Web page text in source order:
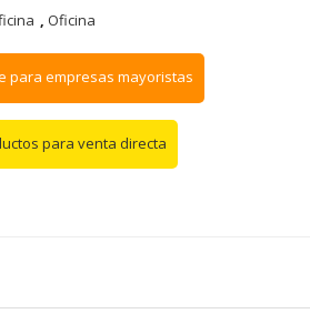
, Oficina
para empresas mayoristas
para venta directa